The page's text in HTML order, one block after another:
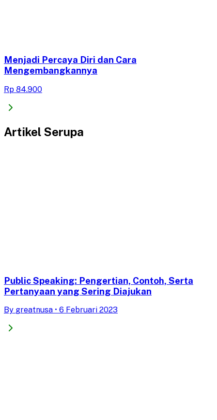
Menjadi Percaya Diri dan Cara
Mengembangkannya
Rp 84.900
Artikel Serupa
Public Speaking: Pengertian, Contoh, Serta
Pertanyaan yang Sering Diajukan
By greatnusa • 6 Februari 2023